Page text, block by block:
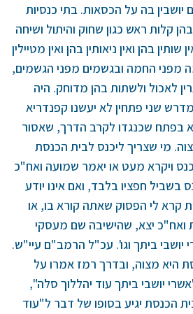
יושבין בה על הכסאות. בתי כנסיות
קלות ראש כגון שחוק והיתול ושיחה
שותין בהן ואין ניאותין בהן ואין מטיילין
מפני החמה ובגשמים מפני הגשמים,
לאכול ולשתות בהן מדוחק. היה
שני פתחין לא יעשנו קפנדריא
בפתח שכנגדו לקרב הדרך, שאסור
מי שצריך ליכנס לבית הכנסת
ויקרא מעט או יאמר שמועה ואח"כ
בשביל חפציו בלבד, ואם אינו יודע
קרא לי הפסוק שאתה קורא בו, או
יצא, שהישיבה שם מעסקי
ביתך וגו'. עכ"ל הרמב"ם עיי"ש.
היא מצוה, ובדרך רמז אמרו על
יושבי ביתך עוד יהללוך סלה",
הכנסת יגיע בסופו של דבר ל"עוד